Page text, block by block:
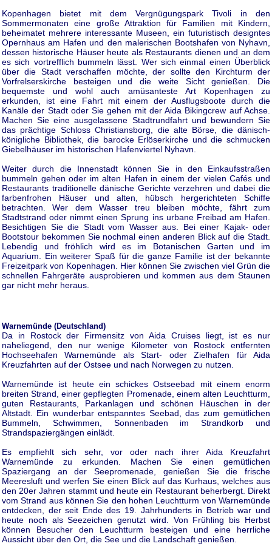
Kopenhagen bietet mit dem Vergnügungspark Tivoli in den
Sommermonaten eine große Attraktion für Familien mit Kindern,
beheimatet mehrere interessante Museen, ein futuristisch designtes
Opernhaus am Hafen und den malerischen Bootshafen von Nyhavn,
dessen historische Häuser heute als Restaurants dienen und an dem
es sich vortrefflich bummeln lässt. Wer sich einmal einen Überblick
über die Stadt verschaffen möchte, der sollte den Kirchturm der
Vorfrelserskirche besteigen und die weite Sicht genießen. Die
bequemste und wohl auch amüsanteste Art Kopenhagen zu
erkunden, ist eine Fahrt mit einem der Ausflugsboote durch die
Kanäle der Stadt oder Sie gehen mit der Aida Bikingcrew auf Achse.
Machen Sie eine ausgelassene Stadtrundfahrt und bewundern Sie
das prächtige Schloss Christiansborg, die alte Börse, die dänisch-
königliche Bibliothek, die barocke Erlöserkirche und die schmucken
Giebelhäuser im historischen Hafenviertel Nyhavn.
Weiter durch die Innenstadt können Sie in den Einkaufsstraßen
bummeln gehen oder im alten Hafen in einem der vielen Cafés und
Restaurants traditionelle dänische Gerichte verzehren und dabei die
farbenfrohen Häuser und alten, hübsch hergerichteten Schiffe
betrachten. Wer dem Wasser treu bleiben möchte, fährt zum
Stadtstrand oder nimmt einen Sprung ins urbane Freibad am Hafen.
Besichtigen Sie die Stadt vom Wasser aus. Bei einer Kajak- oder
Bootstour bekommen Sie nochmal einen anderen Blick auf die Stadt.
Lebendig und fröhlich wird es im Botanischen Garten und im
Aquarium. Ein weiterer Spaß für die ganze Familie ist der bekannte
Freizeitpark von Kopenhagen. Hier können Sie zwischen viel Grün die
schnellen Fahrgeräte ausprobieren und kommen aus dem Staunen
gar nicht mehr heraus.
Warnemünde (Deutschland)
Da in Rostock der Firmensitz von Aida Cruises liegt, ist es nur
naheliegend, den nur wenige Kilometer von Rostock entfernten
Hochseehafen Warnemünde als Start- oder Zielhafen für Aida
Kreuzfahrten auf der Ostsee und nach Norwegen zu nutzen.
Warnemünde ist heute ein schickes Ostseebad mit einem enorm
breiten Strand, einer gepflegten Promenade, einem alten Leuchtturm,
guten Restaurants, Parkanlagen und schönen Häuschen in der
Altstadt. Ein wunderbar entspanntes Seebad, das zum gemütlichen
Bummeln, Schwimmen, Sonnenbaden im Strandkorb und
Strandspaziergängen einlädt.
Es empfiehlt sich sehr, vor oder nach ihrer Aida Kreuzfahrt
Warnemünde zu erkunden. Machen Sie einen gemütlichen
Spaziergang an der Seepromenade, genießen Sie die frische
Meeresluft und werfen Sie einen Blick auf das Kurhaus, welches aus
den 20er Jahren stammt und heute ein Restaurant beherbergt. Direkt
vom Strand aus können Sie den hohen Leuchtturm von Warnemünde
entdecken, der seit Ende des 19. Jahrhunderts in Betrieb war und
heute noch als Seezeichen genutzt wird. Von Frühling bis Herbst
können Besucher den Leuchtturm besteigen und eine herrliche
Aussicht über den Ort, die See und die Landschaft genießen.